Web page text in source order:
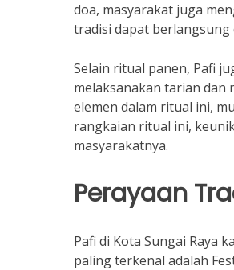
doa, masyarakat juga
tradisi dapat berlangsung
Selain ritual panen, Pafi
melaksanakan tarian dan
elemen dalam ritual ini,
rangkaian ritual ini,
masyarakatnya.
Perayaan
Pafi di Kota Sungai Raya
paling terkenal adalah